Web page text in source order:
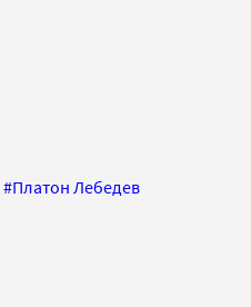
#Платон Лебедев